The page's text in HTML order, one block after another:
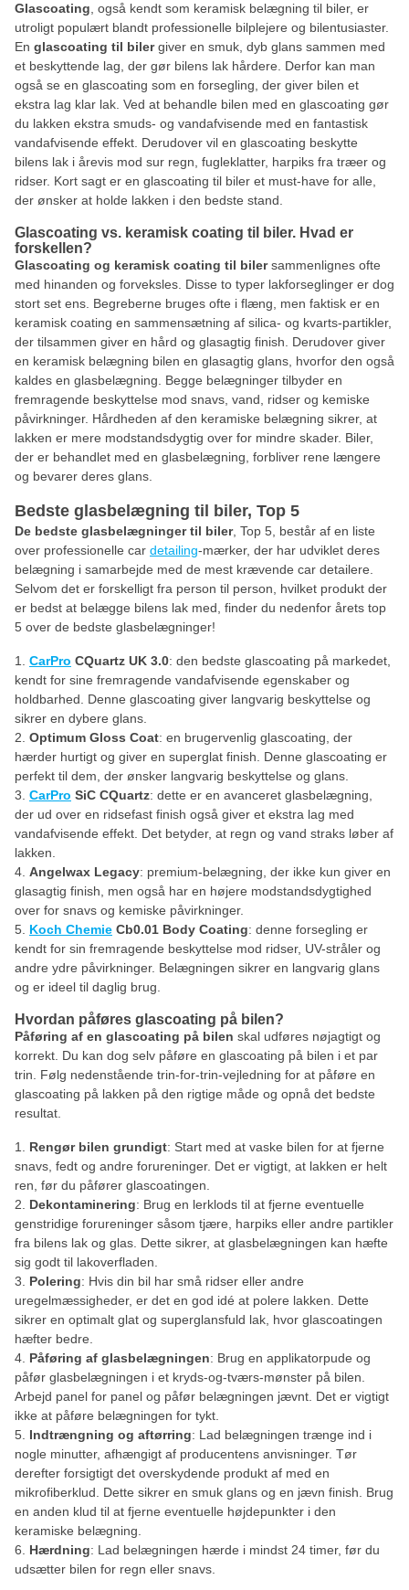
Glascoating , også kendt som keramisk belægning til biler, er
utroligt populært blandt professionelle bilplejere og bilentusiaster.
En glascoating til bilergiver en smuk, dyb glans sammen med
et beskyttende lag, der gør bilens lak hårdere. Derfor kan man
også se en glascoating som en forsegling, der giver bilen et
ekstra lag klar lak. Ved at behandle bilen med en glascoating gør
du lakken ekstra smuds- og vandafvisende med en fantastisk
vandafvisende effekt. Derudover vil en glascoating beskytte
bilens lak i årevis mod sur regn, fugleklatter, harpiks fra træer og
ridser. Kort sagt er en glascoating til biler et must-have for alle,
der ønsker at holde lakken i den bedste stand.
Glascoating vs. keramisk coating til biler. Hvad er
forskellen?
Glascoating og keramisk coating til bilersammenlignes ofte
med hinanden og forveksles. Disse to typer lakforseglinger er dog
stort set ens. Begreberne bruges ofte i flæng, men faktisk er en
keramisk coating en sammensætning af silica- og kvarts-partikler,
der tilsammen giver en hård og glasagtig finish. Derudover giver
en keramisk belægning bilen en glasagtig glans, hvorfor den også
kaldes en glasbelægning. Begge belægninger tilbyder en
fremragende beskyttelse mod snavs, vand, ridser og kemiske
påvirkninger. Hårdheden af den keramiske belægning sikrer, at
lakken er mere modstandsdygtig over for mindre skader. Biler,
der er behandlet med en glasbelægning, forbliver rene længere
og bevarer deres glans.
Bedste glasbelægning til biler, Top 5
De bedste glasbelægninger til biler, Top 5, består af en liste
over professionelle car detailing-mærker, der har udviklet deres
belægning i samarbejde med de mest krævende car detailere.
Selvom det er forskelligt fra person til person, hvilket produkt der
er bedst at belægge bilens lak med, finder du nedenfor årets top
5 over de bedste glasbelægninger!
CarPro CQuartz UK 3.0: den bedste glascoating på markedet,
kendt for sine fremragende vandafvisende egenskaber og
holdbarhed. Denne glascoating giver langvarig beskyttelse og
sikrer en dybere glans.
Optimum Gloss Coat: en brugervenlig glascoating, der
hærder hurtigt og giver en superglat finish. Denne glascoating er
perfekt til dem, der ønsker langvarig beskyttelse og glans.
CarPro SiC CQuartz: dette er en avanceret glasbelægning,
der ud over en ridsefast finish også giver et ekstra lag med
vandafvisende effekt. Det betyder, at regn og vand straks løber af
lakken.
Angelwax Legacy: premium-belægning, der ikke kun giver en
glasagtig finish, men også har en højere modstandsdygtighed
over for snavs og kemiske påvirkninger.
Koch Chemie Cb0.01 Body Coating: denne forsegling er
kendt for sin fremragende beskyttelse mod ridser, UV-stråler og
andre ydre påvirkninger. Belægningen sikrer en langvarig glans
og er ideel til daglig brug.
Hvordan påføres glascoating på bilen?
Påføring af en glascoating på bilen skal udføres nøjagtigt og
korrekt. Du kan dog selv påføre en glascoating på bilen i et par
trin. Følg nedenstående trin-for-trin-vejledning for at påføre en
glascoating på lakken på den rigtige måde og opnå det bedste
resultat.
Rengør bilen grundigt: Start med at vaske bilen for at fjerne
snavs, fedt og andre forureninger. Det er vigtigt, at lakken er helt
ren, før du påfører glascoatingen.
Dekontaminering: Brug en lerklods til at fjerne eventuelle
genstridige forureninger såsom tjære, harpiks eller andre partikler
fra bilens lak og glas. Dette sikrer, at glasbelægningen kan hæfte
sig godt til lakoverfladen.
Polering: Hvis din bil har små ridser eller andre
uregelmæssigheder, er det en god idé at polere lakken. Dette
sikrer en optimalt glat og superglansfuld lak, hvor glascoatingen
hæfter bedre.
Påføring af glasbelægningen: Brug en applikatorpude og
påfør glasbelægningen i et kryds-og-tværs-mønster på bilen.
Arbejd panel for panel og påfør belægningen jævnt. Det er vigtigt
ikke at påføre belægningen for tykt.
Indtrængning og aftørring: Lad belægningen trænge ind i
nogle minutter, afhængigt af producentens anvisninger. Tør
derefter forsigtigt det overskydende produkt af med en
mikrofiberklud. Dette sikrer en smuk glans og en jævn finish. Brug
en anden klud til at fjerne eventuelle højdepunkter i den
keramiske belægning.
Hærdning: Lad belægningen hærde i mindst 24 timer, før du
udsætter bilen for regn eller snavs.